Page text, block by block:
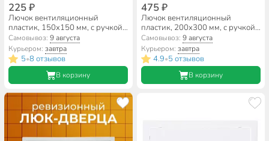
225 ₽
Лючок вентиляционный
пластик, 150х150 мм, с ручкой,
Viento, ДР1515
Самовывоз:9 августа
Курьером:завтра
5•8 отзывов
В корзину
475 ₽
Лючок вентиляционный
пластик, 200х300 мм, с ручкой,
Viento, ДР2030
Самовывоз: 9 августа
Курьером: завтра
4.9•5 отзывов
В корзину